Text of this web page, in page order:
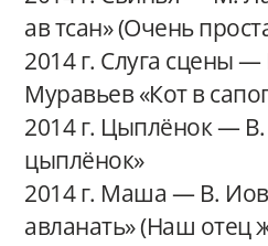
ав тсан» (Очень
2014 г. Слуга сцены
Муравьев «Кот в
2014 г. Цыплёнок —
цыплёнок»
2014 г. Маша — В.
авланать» (Наш отец